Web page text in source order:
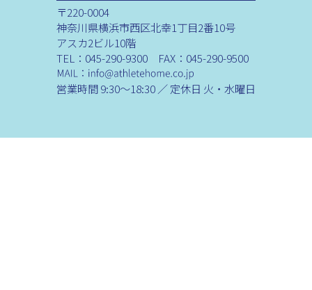
〒220-0004
神奈川県横浜市西区北幸1丁目2番10号
アスカ2ビル10階
TEL：045-290-9300 FAX：045-290-9500
営業時間 9:30～18:30 ／ 定休日 火・水曜日